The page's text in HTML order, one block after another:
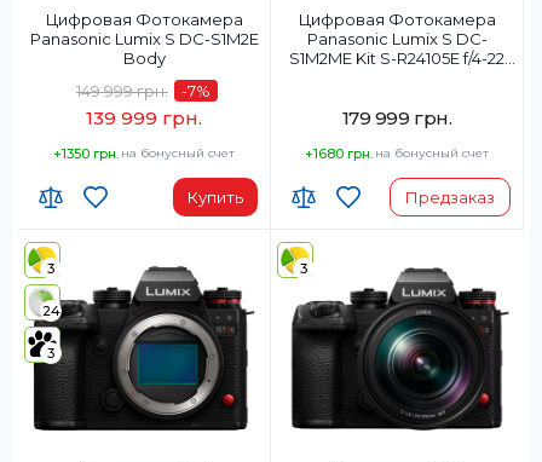
Цифровая Фотокамера
Panasonic Lumix S DC-S1M2E
Body
139 999 грн.
149 999 грн. -7%
+1350 грн. на бонусный счет
Купить
Цифровая Фотокамера
Panasonic Lumix S DC-
S1M2ME Kit S-R24105E f/4-22
179 999 грн.
+1680 грн. на бонусный счет
Предзаказ
3
24
3
3